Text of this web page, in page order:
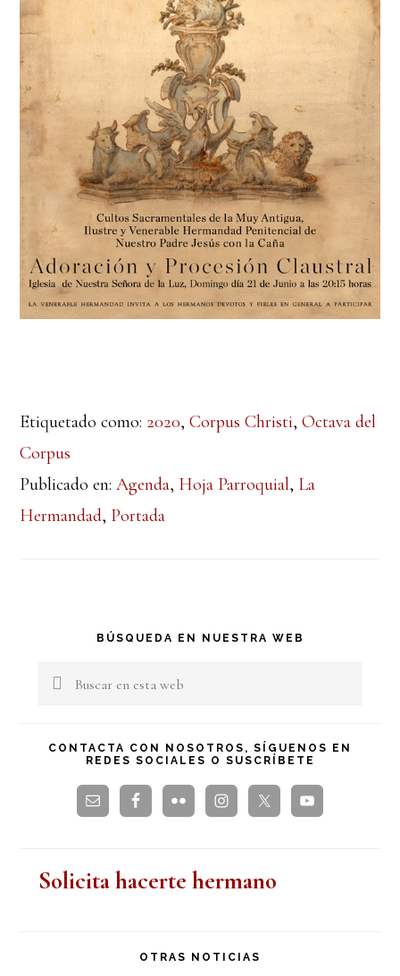
Etiquetado como: 2020,Corpus Christi,Octava del
Corpus
Publicado en:Agenda, Hoja Parroquial, La
Hermandad, Portada
Barra
lateral
BÚSQUEDA EN NUESTRA WEB
Buscar
esta
CONTACTA CON NOSOTROS, SÍGUENOS EN
REDES SOCIALES O SUSCRÍBETE
Solicita hacerte hermano
OTRAS NOTICIAS